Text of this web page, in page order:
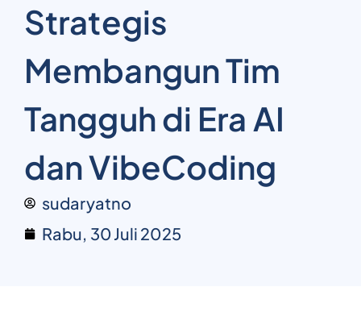
Strategis
Membangun Tim
Tangguh di Era AI
dan VibeCoding
sudaryatno
Rabu, 30 Juli 2025